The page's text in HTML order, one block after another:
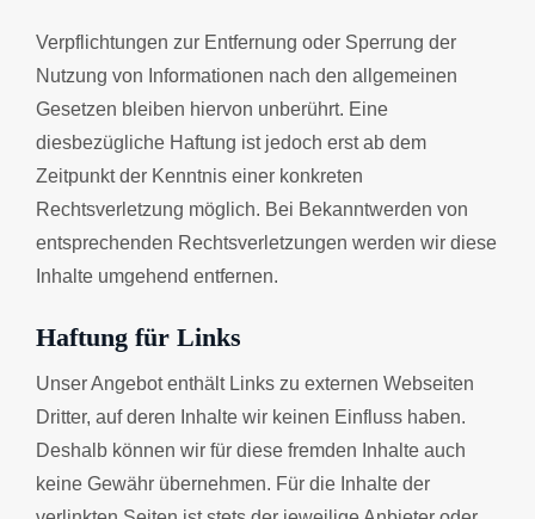
Verpflichtungen zur Entfernung oder Sperrung der
Nutzung von Informationen nach den allgemeinen
Gesetzen bleiben hiervon unberührt. Eine
diesbezügliche Haftung ist jedoch erst ab dem
Zeitpunkt der Kenntnis einer konkreten
Rechtsverletzung möglich. Bei Bekanntwerden von
entsprechenden Rechtsverletzungen werden wir diese
Inhalte umgehend entfernen.
Haftung für Links
Unser Angebot enthält Links zu externen Webseiten
Dritter, auf deren Inhalte wir keinen Einfluss haben.
Deshalb können wir für diese fremden Inhalte auch
keine Gewähr übernehmen. Für die Inhalte der